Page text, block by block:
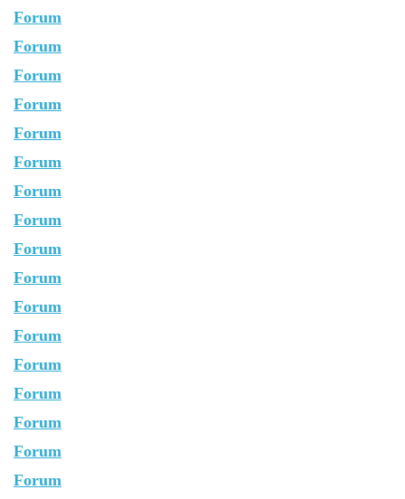
Forum
Forum
Forum
Forum
Forum
Forum
Forum
Forum
Forum
Forum
Forum
Forum
Forum
Forum
Forum
Forum
Forum